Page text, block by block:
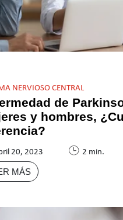
NERVIOSO CENTRAL
de
y hombres,
20, 2023 2 min.
MÁS